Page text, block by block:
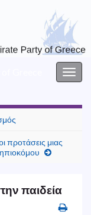
προτάσεις μιας
παιδεία